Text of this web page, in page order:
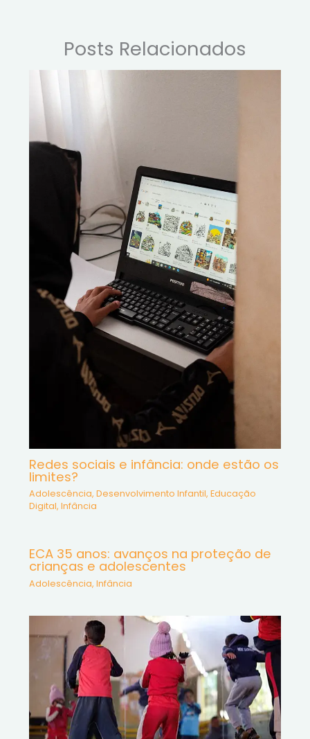
Posts Relacionados
Redes sociais e infância: onde estão os
limites?
Adolescência, Desenvolvimento Infantil, Educação
Digital, Infância
ECA 35 anos: avanços na proteção de
crianças e adolescentes
Adolescência, Infância